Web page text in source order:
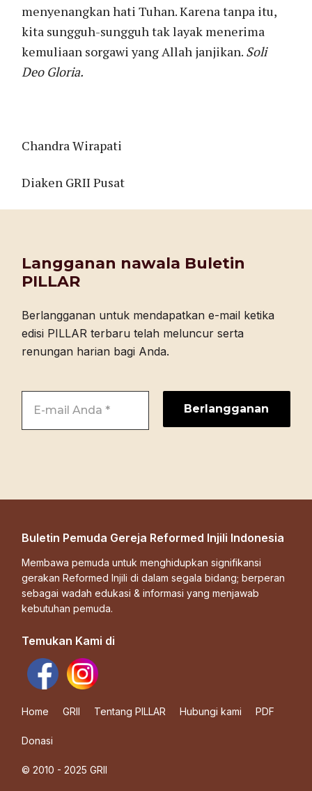
menyenangkan hati Tuhan. Karena tanpa itu,
kita sungguh-sungguh tak layak menerima
kemuliaan sorgawi yang Allah janjikan. Soli
Deo Gloria.
Chandra Wirapati
Diaken GRII Pusat
Langganan nawala Buletin
PILLAR
Berlangganan untuk mendapatkan e-mail ketika
edisi PILLAR terbaru telah meluncur serta
renungan harian bagi Anda.
Buletin Pemuda Gereja Reformed Injili Indonesia
Membawa pemuda untuk menghidupkan signifikansi
gerakan Reformed Injili di dalam segala bidang; berperan
sebagai wadah edukasi & informasi yang menjawab
kebutuhan pemuda.
Temukan Kami di
Home GRII Tentang PILLAR Hubungi kami PDF
Donasi
© 2010 - 2025 GRII